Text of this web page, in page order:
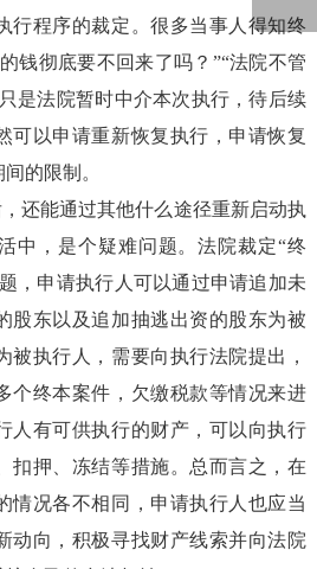
行程序的裁定。很多当事人得知终
钱彻底要不回来了吗？”“法院不管
是法院暂时中介本次执行，待后续
可以申请重新恢复执行，申请恢复
的限制。
还能通过其他什么途径重新启动执
中，是个疑难问题。法院裁定“终
，申请执行人可以通过申请追加未
股东以及追加抽逃出资的股东为被
被执行人，需要向执行法院提出，
个终本案件，欠缴税款等情况来进
人有可供执行的财产，可以向执行
扣押、冻结等措施。总而言之，在
情况各不相同，申请执行人也应当
动向，积极寻找财产线索并向法院